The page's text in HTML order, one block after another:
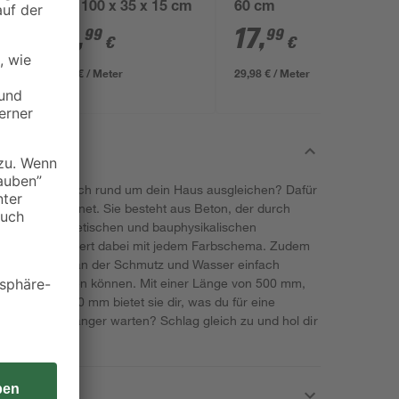
grau 100 x 35 x 15 cm
,99 €
29,99 € / Meter
60 cm
17,99 €
29,98 € / Meter
Außenbereich rund um dein Haus ausgleichen? Dafür
geeignet. Sie besteht aus Beton, der durch
ästhetischen und bauphysikalischen
harmoniert dabei mit jedem Farbschema. Zudem
an der Schmutz und Wasser einfach
nicht bilden können. Mit einer Länge von 500 mm,
Höhe von 150 mm bietet sie dir, was du für eine
noch länger warten? Schlag gleich zu und hol dir